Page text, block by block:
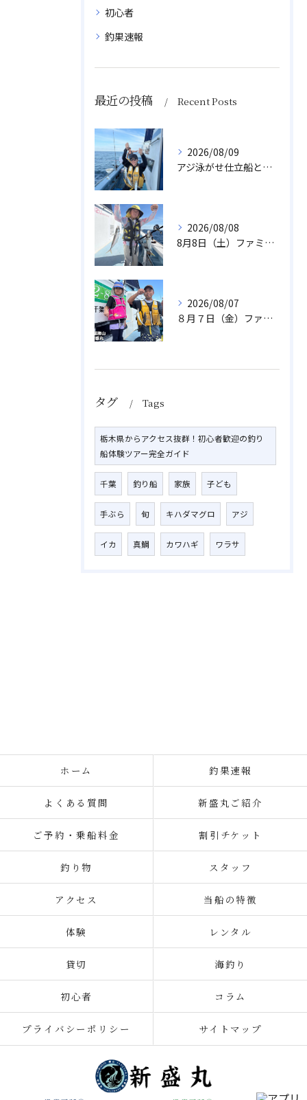
初心者
釣果速報
最近の投稿 Recent Posts
2026/08/09
アジ泳がせ仕立船とスルメイカ船
2026/08/08
8月8日（土）ファミリーアジ
2026/08/07
８月７日（金）ファミリフィッシング
タグ Tags
栃木県からアクセス抜群！初心者歓迎の釣り
船体験ツアー完全ガイド
千葉 釣り船 家族 子ども
手ぶら 旬 キハダマグロ アジ
イカ 真鯛 カワハギ ワラサ
ホーム 釣果速報
よくある質問 新盛丸ご紹介
ご予約・乗船料金 割引チケット
釣り物 スタッフ
アクセス 当船の特徴
体験 レンタル
貸切 海釣り
初心者 コラム
プライバシーポリシー サイトマップ